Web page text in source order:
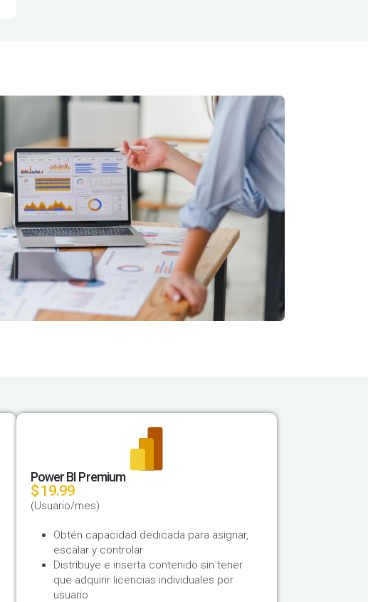
Power BI Premium
$ 19.99
(Usuario/mes)
Obtén capacidad dedicada para asignar,
escalar y controlar
​Distribuye e inserta contenido sin tener
que adquirir licencias individuales por
usuario​